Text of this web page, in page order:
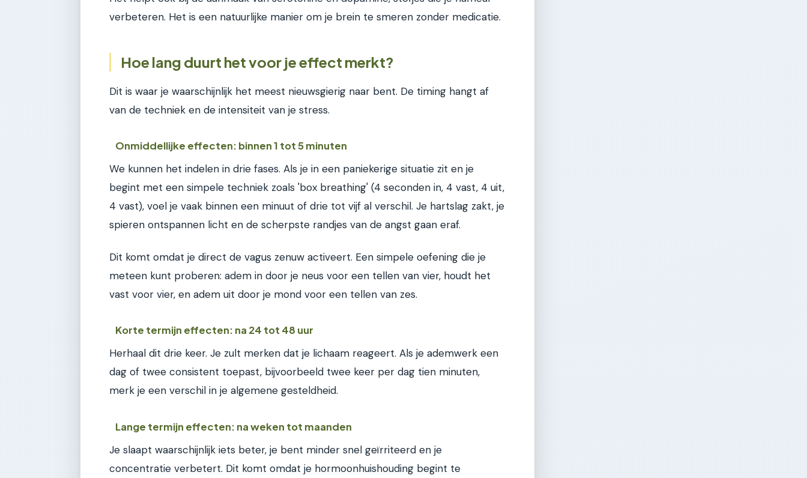
verbeteren. Het is een natuurlijke manier om je brein te smeren zonder medicatie.
Hoe lang duurt het voor je effect merkt?
Dit is waar je waarschijnlijk het meest nieuwsgierig naar bent. De timing hangt af
van de techniek en de intensiteit van je stress.
Onmiddellijke effecten: binnen 1 tot 5 minuten
We kunnen het indelen in drie fases. Als je in een paniekerige situatie zit en je
begint met een simpele techniek zoals 'box breathing' (4 seconden in, 4 vast, 4 uit,
4 vast), voel je vaak binnen een minuut of drie tot vijf al verschil. Je hartslag zakt, je
spieren ontspannen licht en de scherpste randjes van de angst gaan eraf.
Dit komt omdat je direct de vagus zenuw activeert. Een simpele oefening die je
meteen kunt proberen: adem in door je neus voor een tellen van vier, houdt het
vast voor vier, en adem uit door je mond voor een tellen van zes.
Korte termijn effecten: na 24 tot 48 uur
Herhaal dit drie keer. Je zult merken dat je lichaam reageert. Als je ademwerk een
dag of twee consistent toepast, bijvoorbeeld twee keer per dag tien minuten,
merk je een verschil in je algemene gesteldheid.
Lange termijn effecten: na weken tot maanden
Je slaapt waarschijnlijk iets beter, je bent minder snel geïrriteerd en je
concentratie verbetert. Dit komt omdat je hormoonhuishouding begint te